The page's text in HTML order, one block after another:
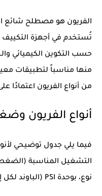
الفريون هو مصطلح شائع
تُستخدم في أجهزة التكييف
حسب التكوين الكيميائي
منها مناسباً لتطبيقات
من أنواع الفريون
أنواع الفريون
فيما يلي جدول توضيحي
التشغيل المناسبة
نوع، بوحدة PSI (الباوند لكل إنش مربع).